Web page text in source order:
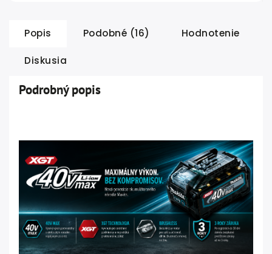
Popis Podobné (16) Hodnotenie
Diskusia
Podrobný popis